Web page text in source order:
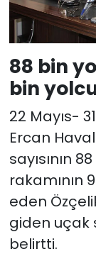
88 bin
bin
22 Mayıs-
Ercan
sayısının
rakamının
eden
giden uçak
belirtti.